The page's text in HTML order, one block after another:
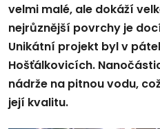
velmi malé, ale dokáží
nejrůznější povrchy je
Unikátní projekt byl v
Hošťálkovicích.
nádrže na pitnou vodu,
její kvalitu.